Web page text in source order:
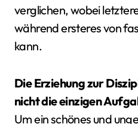
verglichen, wobei
während ersteres von
kann.
Die Erziehung zur
nicht die einzigen
Um ein schönes und